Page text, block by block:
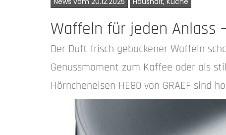
Waffeln für jeden Anlass
Der Duft frisch gebackener Waffeln
Genussmoment zum Kaffee oder als
Hörncheneisen HE80 von GRAEF sind